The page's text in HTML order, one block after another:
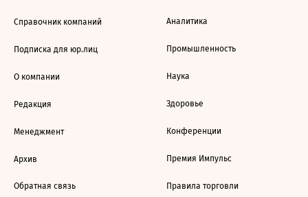
Справочник компаний
Подписка для юр.лиц
О компании
Редакция
Менеджмент
Архив
Обратная связь
Аналитика
Промышленность
Наука
Здоровье
Конференции
Премия Импульс
Правила торговли